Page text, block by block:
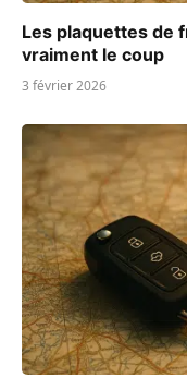
Les plaquettes de
vraiment le coup
3 février 2026